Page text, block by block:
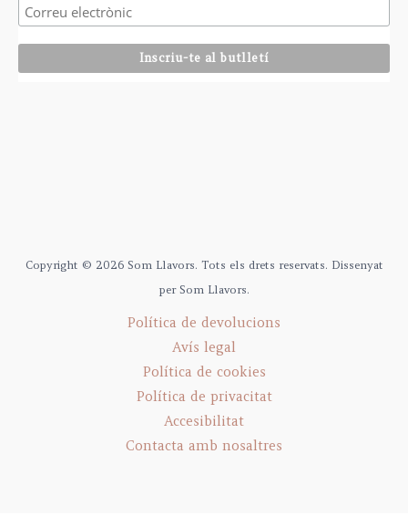
Copyright © 2026 Som Llavors. Tots els drets reservats. Dissenyat
per Som Llavors.
Política de devolucions
Avís legal
Política de cookies
Política de privacitat
Accesibilitat
Contacta amb nosaltres